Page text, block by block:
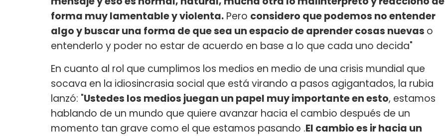
forma muy lamentable y violenta. Pero considero que podemos no entender
algo y buscar una forma de que sea un espacio de aprender cosas nuevas o
entenderlo y poder no estar de acuerdo en base a lo que cada uno decida"
En cuanto al rol que cumplimos los medios en medio de una crisis mundial que
socava en la idiosincrasia social que está virando a pasos agigantados, la rubia
lanzó: "Ustedes los medios juegan un papel muy importante en esto, estamos
hablando de un mundo que quiere avanzar hacia el cambio después de un
momento tan grave como el que estamos pasando .El cambio es ir hacia un